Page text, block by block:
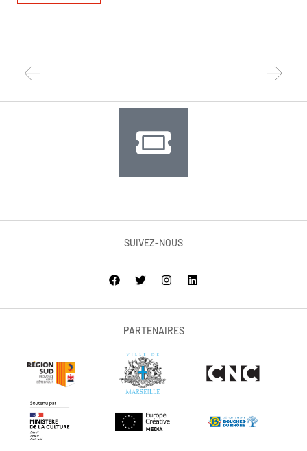
SUIVEZ-NOUS
PARTENAIRES